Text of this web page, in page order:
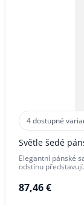
4 dostupné
Světle šedé
Elegantní pánské
odstínu
87,46 €